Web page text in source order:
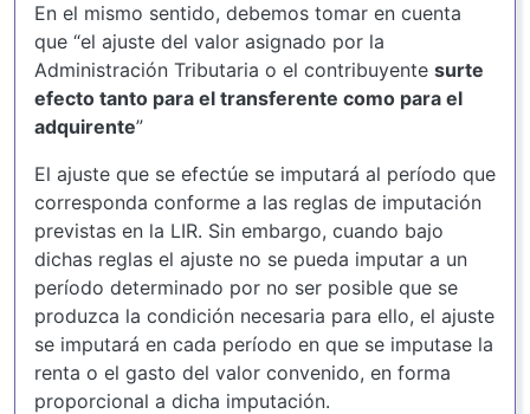
En el mismo sentido, debemos tomar en cuenta
que “el ajuste del valor asignado por la
Administración Tributaria o el contribuyente surte
efecto tanto para el transferente como para el
adquirente”
El ajuste que se efectúe se imputará al período que
corresponda conforme a las reglas de imputación
previstas en la LIR. Sin embargo, cuando bajo
dichas reglas el ajuste no se pueda imputar a un
período determinado por no ser posible que se
produzca la condición necesaria para ello, el ajuste
se imputará en cada período en que se imputase la
renta o el gasto del valor convenido, en forma
proporcional a dicha imputación.